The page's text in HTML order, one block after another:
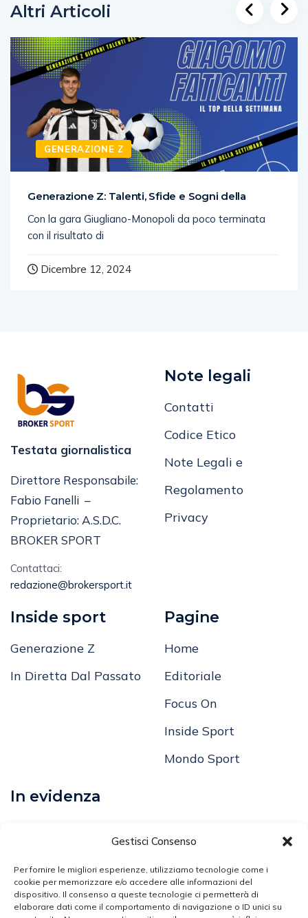
Gestisci Consenso
Per fornire le migliori esperienze, utilizziamo tecnologie come i
cookie per memorizzare e/o accedere alle informazioni del
dispositivo. Il consenso a queste tecnologie ci permetterà di
elaborare dati come il comportamento di navigazione o ID unici su
Altri Articoli
GENERAZIONE Z
Generazione Z: Talenti, Sfide e Sogni della
Con la gara Giugliano-Monopoli da poco terminata
con il risultato di
Dicembre 12, 2024
Testata giornalistica
Direttore Responsabile:
Fabio Fanelli –
Proprietario: A.S.D.C.
BROKER SPORT
Contattaci:
redazione@brokersport.it
Note legali
Contatti
Codice Etico
Note Legali e
Regolamento
Privacy
Inside sport
Generazione Z
In Diretta Dal Passato
Pagine
Home
Editoriale
Focus On
Inside Sport
Mondo Sport
In evidenza
Volley
Arti Marziali